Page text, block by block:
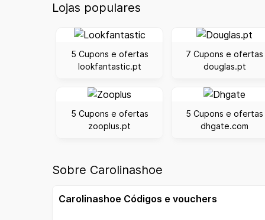
Lojas populares
5 Cupons e ofertas
lookfantastic.pt
7 Cupons e ofertas
douglas.pt
5 Cupons e ofertas
zooplus.pt
5 Cupons e ofertas
dhgate.com
Sobre Carolinashoe
Carolinashoe Códigos e vouchers